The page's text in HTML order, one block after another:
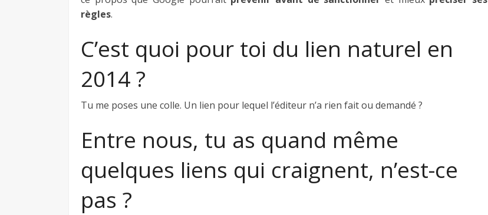
règles.
C’est quoi pour toi du lien naturel en
2014 ?
Tu me poses une colle. Un lien pour lequel l’éditeur n’a rien fait ou demandé ?
Entre nous, tu as quand même
quelques liens qui craignent, n’est-ce
pas ?